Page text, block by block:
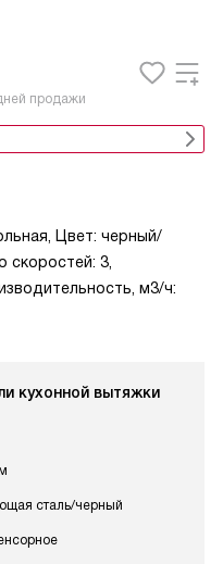
продажи
Цвет: черный/
скоростей: 3,
м3/ч:
кухонной вытяжки
сталь/черный